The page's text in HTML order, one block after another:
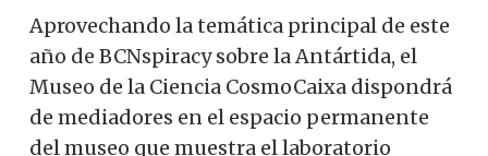
Aprovechando la temática principal de este
año de BCNspiracy sobre la Antártida, el
Museo de la Ciencia CosmoCaixa dispondrá
de mediadores en el espacio permanente
del museo que muestra el laboratorio